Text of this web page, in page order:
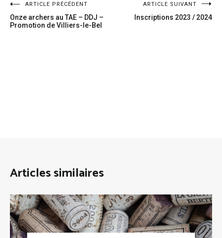
ARTICLE PRÉCÉDENT
Onze archers au TAE – DDJ –
Promotion de Villiers-le-Bel
ARTICLE SUIVANT
Inscriptions 2023 / 2024
Articles similaires